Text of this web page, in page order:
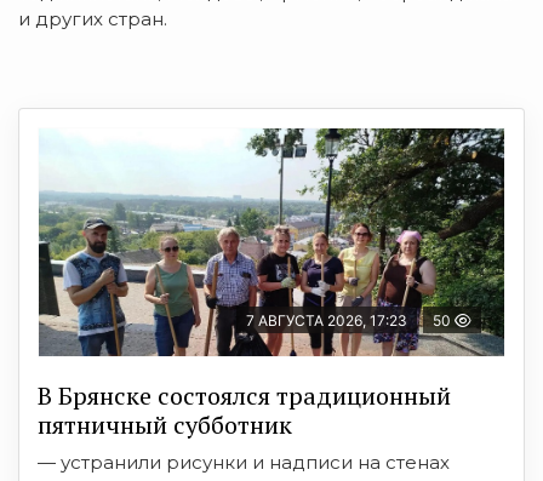
и других стран.
7 АВГУСТА 2026, 17:23 50
В Брянске состоялся традиционный
пятничный субботник
— устранили рисунки и надписи на стенах